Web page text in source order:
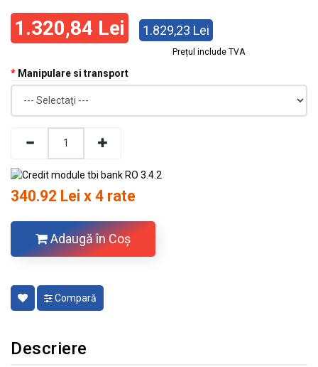
1.320,84 Lei 1.829,23 Lei
Prețul include TVA
Manipulare si transport
340.92 Lei x 4 rate
Adaugă în Coş
Compară
Descriere